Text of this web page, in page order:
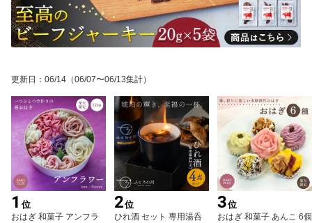
更新日 ： 06/14 （06/07〜06/13集計）
1 位
おはぎ 和菓子 アンフラ
2位
ひれ酒 セット 専用湯呑
3位
おはぎ 和菓子 あんこ 6個